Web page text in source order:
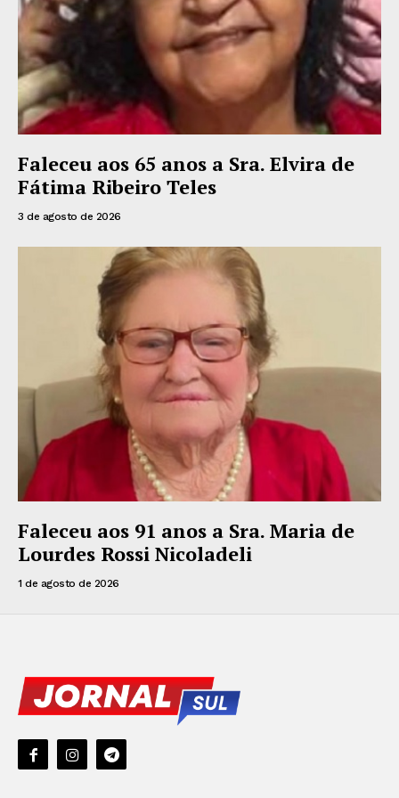
Faleceu aos 65 anos a Sra. Elvira de
Fátima Ribeiro Teles
3 de agosto de 2026
Faleceu aos 91 anos a Sra. Maria de
Lourdes Rossi Nicoladeli
1 de agosto de 2026